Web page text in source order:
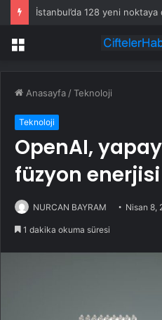
İstanbul’da 128 yeni noktaya
Menü
Anasayfa /Teknoloji
Teknoloji
OpenAI,
füzyon
NURCAN BAYRAM Nisan 8,
1 dakika okuma süresi